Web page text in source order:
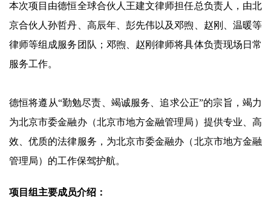
本次项目由德恒全球合伙人王建文律师担任总负责人，由北
京合伙人孙哲丹、高辰年、彭先伟以及邓煦、赵刚、温暖等
律师等组成服务团队；邓煦、赵刚律师将具体负责现场日常
服务工作。
德恒将遵从“勤勉尽责、竭诚服务、追求公正”的宗旨，竭力
为北京市委金融办（北京市地方金融管理局）提供专业、高
效、优质的法律服务，为北京市委金融办（北京市地方金融
管理局）的工作保驾护航。
项目组主要成员介绍：